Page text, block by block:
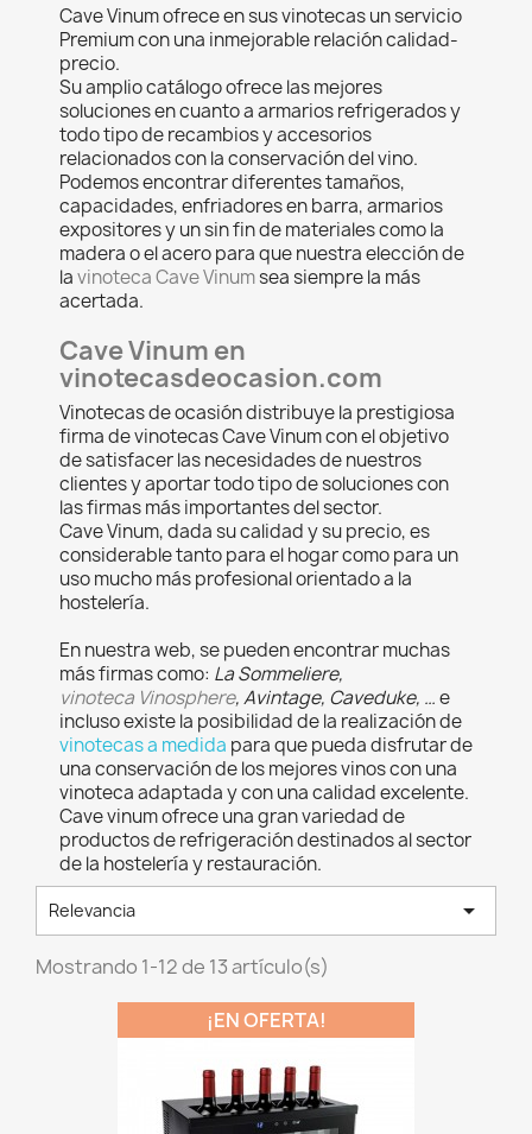
Cave Vinum ofrece en sus vinotecas un servicio
Premium con una inmejorable relación calidad-
precio.
Su amplio catálogo ofrece las mejores
soluciones en cuanto a armarios refrigerados y
todo tipo de recambios y accesorios
relacionados con la conservación del vino.
Podemos encontrar diferentes tamaños,
capacidades, enfriadores en barra, armarios
expositores y un sin fin de materiales como la
madera o el acero para que nuestra elección de
lavinoteca Cave Vinumsea siempre la más
acertada.
Cave Vinum en
vinotecasdeocasion.com
Vinotecas de ocasión distribuye la prestigiosa
firma de vinotecas Cave Vinum con el objetivo
de satisfacer las necesidades de nuestros
clientes y aportar todo tipo de soluciones con
las firmas más importantes del sector.
Cave Vinum, dada su calidad y su precio, es
considerable tanto para el hogar como para un
uso mucho más profesional orientado a la
hostelería.
En nuestra web, se pueden encontrar muchas
más firmas como: La Sommeliere,
vinoteca Vinosphere, Avintage, Caveduke, …e
incluso existe la posibilidad de la realización de
vinotecas a medida para que pueda disfrutar de
una conservación de los mejores vinos con una
vinoteca adaptada y con una calidad excelente.
Cave vinum ofrece una gran variedad de
productos de refrigeración destinados al sector
de la hostelería y restauración.
Relevancia 
Mostrando 1-12 de 13 artículo(s)
¡EN OFERTA!